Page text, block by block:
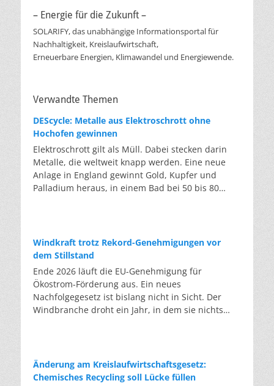
– Energie für die Zukunft –
SOLARIFY, das unabhängige Informationsportal für
Nachhaltigkeit, Kreislaufwirtschaft,
Erneuerbare Energien, Klimawandel und Energiewende.
Verwandte Themen
DEScycle: Metalle aus Elektroschrott ohne
Hochofen gewinnen
Elektroschrott gilt als Müll. Dabei stecken darin
Metalle, die weltweit knapp werden. Eine neue
Anlage in England gewinnt Gold, Kupfer und
Palladium heraus, in einem Bad bei 50 bis 80
tausend Grad ein. Energieintensiv und nur im
industriellen Großmaßstab möglich. Das Londoner
Start-up DEScycle hat im englischen Teesside eine
Demonstrationsanlage eröffnet, die ohne diese
Hitze auskommt: Ein chemisches Bad löst die
Metalle bei 50 bis 80 Grad heraus, statt sie
einzuschmelzen. Das Verfahren heißt Iono-
Platine Elektronen und macht sie dadurch löslich.
Unterschiedliche Lösungsmittel-Rezepturen holen
Windkraft trotz Rekord-Genehmigungen vor
dem Stillstand
Ende 2026 läuft die EU-Genehmigung für
Ökostrom-Förderung aus. Ein neues
Nachfolgegesetz ist bislang nicht in Sicht. Der
Windbranche droht ein Jahr, in dem sie nichts
die Verfahren laufen heute deutlich schneller. Die
Halbjahresbilanz der Branche bestätigt dieses
Änderung am Kreislaufwirtschaftsgesetz:
Chemisches Recycling soll Lücke füllen